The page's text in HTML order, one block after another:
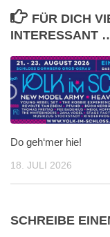
FÜR DICH
INTERESSANT
Do geh‘mer hie!
18. JULI 2026
SCHREIBE